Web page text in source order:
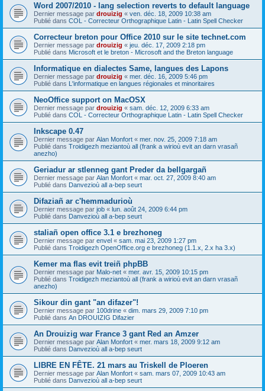
Word 2007/2010 - lang selection reverts to default language
Dernier message par drouizig « ven. déc. 18, 2009 10:38 am
Publié dans COL - Correcteur Orthographique Latin - Latin Spell Checker
Correcteur breton pour Office 2010 sur le site technet.com
Dernier message par drouizig « jeu. déc. 17, 2009 2:18 pm
Publié dans Microsoft et le breton - Microsoft and the Breton language
Informatique en dialectes Same, langues des Lapons
Dernier message par drouizig « mer. déc. 16, 2009 5:46 pm
Publié dans L'informatique en langues régionales et minoritaires
NeoOffice support on MacOSX
Dernier message par drouizig « sam. déc. 12, 2009 6:33 am
Publié dans COL - Correcteur Orthographique Latin - Latin Spell Checker
Inkscape 0.47
Dernier message par Alan Monfort « mer. nov. 25, 2009 7:18 am
Publié dans Troidigezh meziantoù all (frank a wirioù evit an darn vrasañ
anezho)
Geriadur ar stlenneg gant Preder da bellgargañ
Dernier message par Alan Monfort « mar. oct. 27, 2009 8:40 am
Publié dans Danvezioù all a-bep seurt
Difaziañ ar c'hemmadurioù
Dernier message par job « lun. août 24, 2009 6:44 pm
Publié dans Danvezioù all a-bep seurt
staliañ open office 3.1 e brezhoneg
Dernier message par envel « sam. mai 23, 2009 1:27 pm
Publié dans Troidigezh OpenOffice.org e brezhoneg (1.1.x, 2.x ha 3.x)
Kemer ma flas evit treiñ phpBB
Dernier message par Malo-net « mer. avr. 15, 2009 10:15 pm
Publié dans Troidigezh meziantoù all (frank a wirioù evit an darn vrasañ
anezho)
Sikour din gant "an difazer"!
Dernier message par 100drine « dim. mars 29, 2009 7:10 pm
Publié dans An DROUIZIG Difazier
An Drouizig war France 3 gant Red an Amzer
Dernier message par Alan Monfort « mer. mars 18, 2009 9:12 am
Publié dans Danvezioù all a-bep seurt
LIBRE EN FÊTE. 21 mars au Triskell de Ploeren
Dernier message par Alan Monfort « sam. mars 07, 2009 10:43 am
Publié dans Danvezioù all a-bep seurt